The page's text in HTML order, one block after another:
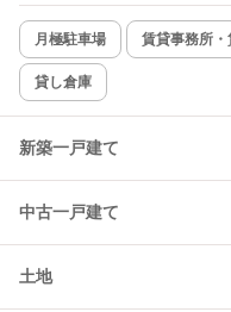
月極駐車場 賃貸事務所
貸し倉庫
新築一戸建て
中古一戸建て
土地